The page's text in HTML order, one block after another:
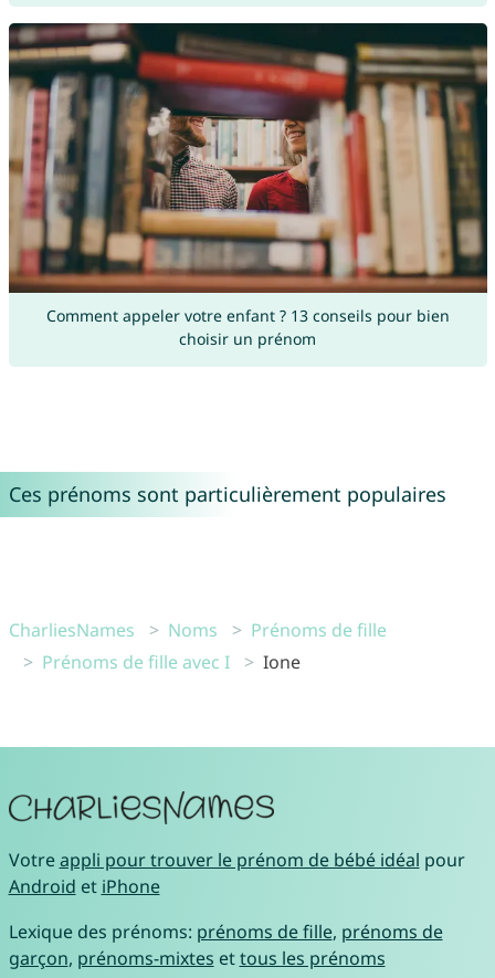
Comment appeler votre enfant ? 13 conseils pour bien
choisir un prénom
Ces prénoms sont particulièrement populaires
CharliesNames Noms
Prénoms de fille
Prénoms de fille avec I
Ione
Votreappli pour trouver le prénom de bébé idéal pour
Android et iPhone
Lexique des prénoms: prénoms de fille, prénoms de
garçon, prénoms-mixtes ettous les prénoms